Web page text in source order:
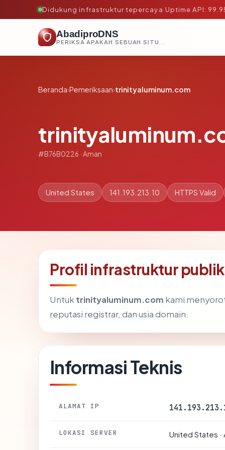
Didukung infrastruktur tepercaya·Uptime API:
AbadiproDNS
PERIKSA APAKAH SEBUAH SITUS AMAN, TEPERCAYA, DAN TERVERIFIKASI DALAM HITUNGAN DETIK.
Beranda›Pemeriksaan›trinityaluminum.com
#B76B0226 · Aman
United States 141.193.213.10 HTTPS Valid
Profil infrastruktur
Untuk trinityaluminum.com kami
reputasi registrar, dan usia domain.
Informasi Teknis
ALAMAT IP
LOKASI SERVER United States ·